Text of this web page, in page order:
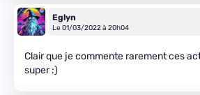
Eglyn
Le 01/03/2022 à 20h04
Clair que je commente rarement ces
super :)